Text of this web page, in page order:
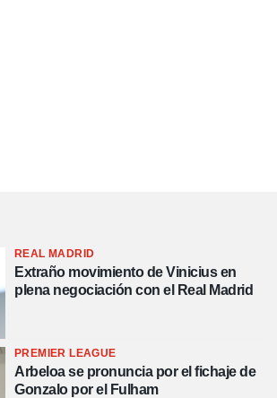
REAL MADRID
Extraño movimiento de Vinicius en
plena negociación con el Real Madrid
PREMIER LEAGUE
Arbeloa se pronuncia por el fichaje de
Gonzalo por el Fulham